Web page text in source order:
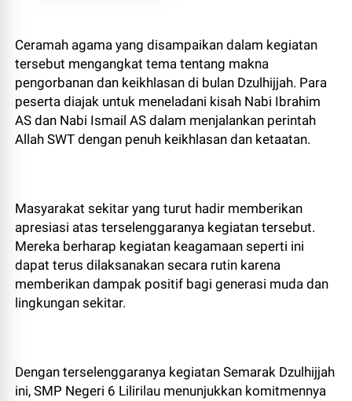
Ceramah agama yang disampaikan dalam kegiatan
tersebut mengangkat tema tentang makna
pengorbanan dan keikhlasan di bulan Dzulhijjah. Para
peserta diajak untuk meneladani kisah Nabi Ibrahim
AS dan Nabi Ismail AS dalam menjalankan perintah
Allah SWT dengan penuh keikhlasan dan ketaatan.
Masyarakat sekitar yang turut hadir memberikan
apresiasi atas terselenggaranya kegiatan tersebut.
Mereka berharap kegiatan keagamaan seperti ini
dapat terus dilaksanakan secara rutin karena
memberikan dampak positif bagi generasi muda dan
lingkungan sekitar.
Dengan terselenggaranya kegiatan Semarak Dzulhijjah
ini, SMP Negeri 6 Lilirilau menunjukkan komitmennya